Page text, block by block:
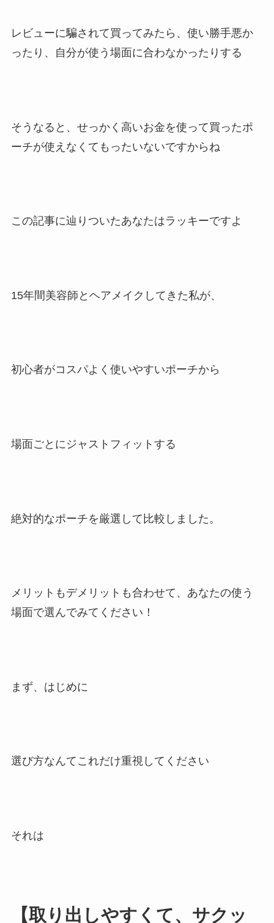
レビューに騙されて買ってみたら、使い勝手悪か
ったり、自分が使う場面に合わなかったりする
そうなると、せっかく高いお金を使って買ったポ
ーチが使えなくてもったいないですからね
この記事に辿りついたあなたはラッキーですよ
15年間美容師とヘアメイクしてきた私が、
初心者がコスパよく使いやすいポーチから
場面ごとにジャストフィットする
絶対的なポーチを厳選して比較しました。
メリットもデメリットも合わせて、あなたの使う
場面で選んでみてください！
まず、はじめに
選び方なんてこれだけ重視してください
それは
【取り出しやすくて、サクッ